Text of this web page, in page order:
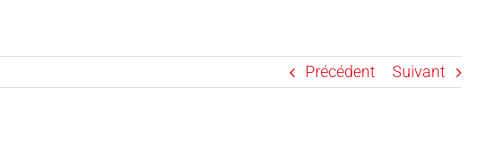
Précédent Suivant